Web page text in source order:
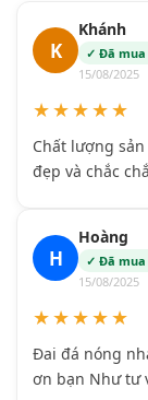
K
Khánh
✓ Đã
15/08/2025
★★★★★
Chất lượng
đẹp và chắc
H
Hoàng
✓ Đã
15/08/2025
★★★★★
Đai đá nóng
ơn bạn Như tư